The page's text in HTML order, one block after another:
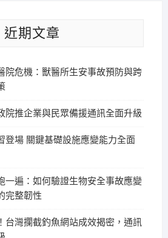
近期文章
院危機：獸醫所生安事故預防與跨
院推企業與民眾備援通訊全面升級
登場 關鍵基礎設施應變能力全面
一遍：如何驗證生物安全事故應變
完整韌性
台灣攔截釣魚網站成效揭密，通訊